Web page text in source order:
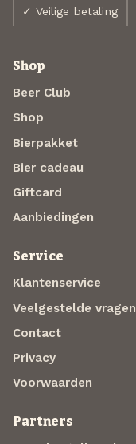
✓ Veilige betaling
Shop
Beer Club
Shop
Bierpakket
Bier cadeau
Giftcard
Aanbiedingen
Service
Klantenservice
Veelgestelde vragen
Contact
Privacy
Voorwaarden
Partners